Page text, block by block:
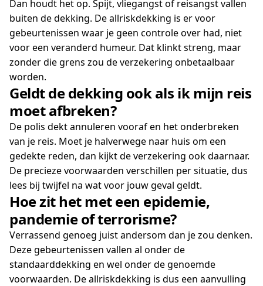
Dan houdt het op. Spijt, vliegangst of reisangst vallen
buiten de dekking. De allriskdekking is er voor
gebeurtenissen waar je geen controle over had, niet
voor een veranderd humeur. Dat klinkt streng, maar
zonder die grens zou de verzekering onbetaalbaar
worden.
Geldt de dekking ook als ik mijn reis
moet afbreken?
De polis dekt annuleren vooraf en het onderbreken
van je reis. Moet je halverwege naar huis om een
gedekte reden, dan kijkt de verzekering ook daarnaar.
De precieze voorwaarden verschillen per situatie, dus
lees bij twijfel na wat voor jouw geval geldt.
Hoe zit het met een epidemie,
pandemie of terrorisme?
Verrassend genoeg juist andersom dan je zou denken.
Deze gebeurtenissen vallen al onder de
standaarddekking en wel onder de genoemde
voorwaarden. De allriskdekking is dus een aanvulling